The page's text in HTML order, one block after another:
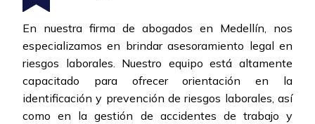
En nuestra firma de abogados en Medellín, nos
especializamos en brindar asesoramiento legal en
riesgos laborales. Nuestro equipo está altamente
capacitado para ofrecer orientación en la
identificación y prevención de riesgos laborales, así
como en la gestión de accidentes de trabajo y